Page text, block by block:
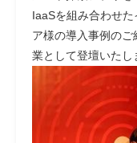
IaaSを組み合わせ
ア様の導入事例の
業として登壇いたし